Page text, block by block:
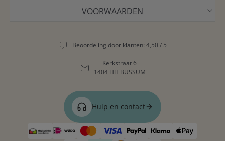
VOORWAARDEN
Beoordeling door klanten: 4,50 / 5
Kerkstraat 6
1404 HH BUSSUM
Hulp en contact